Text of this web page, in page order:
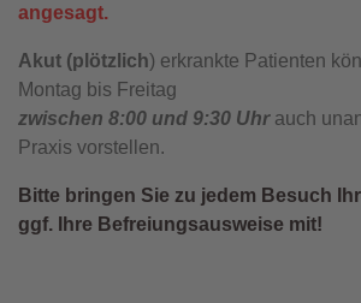
angesagt.
Akut (plötzlich) erkrankte Patienten
Montag bis Freitag
zwischen 8:00 und 9:30 Uhr auch
Praxis vorstellen.
Bitte bringen Sie zu jedem Besuch
ggf. Ihre Befreiungsausweise mit!